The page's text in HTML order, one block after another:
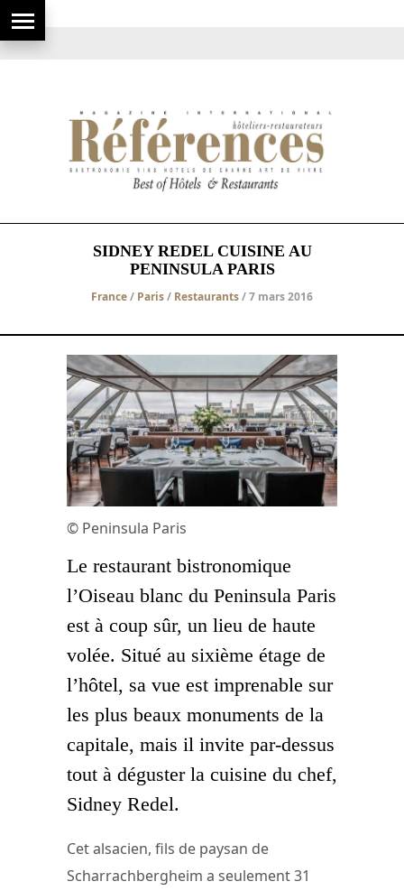
SIDNEY REDEL CUISINE AU
PENINSULA PARIS
France/ Paris/ Restaurants/ 7 mars 2016
© Peninsula Paris
Le restaurant bistronomique
l’Oiseau blanc du Peninsula Paris
est à coup sûr, un lieu de haute
volée. Situé au sixième étage de
l’hôtel, sa vue est imprenable sur
les plus beaux monuments de la
capitale, mais il invite par-dessus
tout à déguster la cuisine du chef,
Sidney Redel.
Cet alsacien, fils de paysan de
Scharrachbergheim a seulement 31